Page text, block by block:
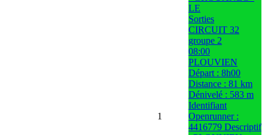
1
LE
Sorties
CIRCUIT 32
groupe 2
08:00
PLOUVIEN
Départ : 8h00
Distance : 81 km
Dénivelé : 583 m
Identifiant
Openrunner :
4416779 Descriptif